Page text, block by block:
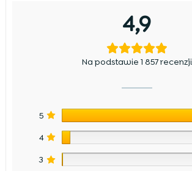
4,9
Na podstawie 1 857 recenzji
5
4
3